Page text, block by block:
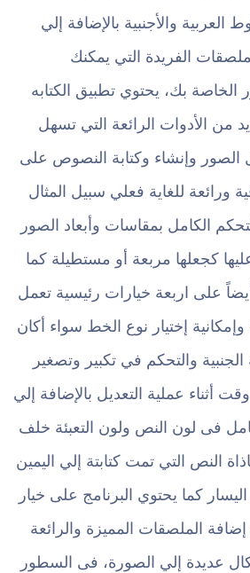
والأجنبية بالإضافة إلي
الفريدة التي يمكنك
الخاصة بك، يحتوي تطبيق الكتابه
من الأدوات الرائعة التي تسهل
الصور وإنشاء وكتابة النصوص على
ورائعة للغاية فعلي سبيل المثال
الكامل بمقاسات وأبعاد الصور
كجعلها مربعة أو مستطيلة كما
على اربعة خيارات رئيسية تعمل
إختيار نوع الخط سواء أكان
الجنبية والتحكم في تكبير وتصغير
أثناء عملية التعديل بالإضافة إلي
فى لون النص ولون التعبئة خلف
النص التي تمت كتابتة إلي اليمين
كما يحتوي البرنامج على خيار
الملصقات المميزة والرائعة
عديدة إلي الصورة، فى السطور